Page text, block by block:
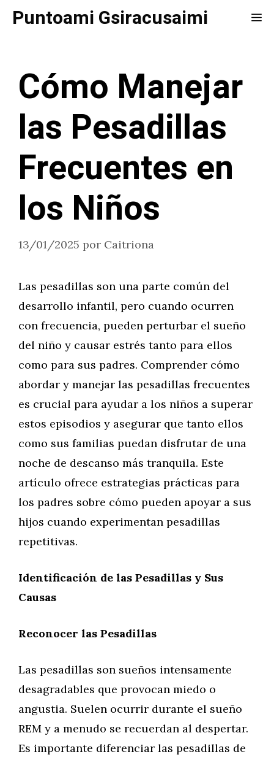
SaltarPuntoami Gsiracusaimi
Cómo Manejar
las Pesadillas
Frecuentes en
los Niños
13/01/2025 por Caitriona
Las pesadillas son una parte común del
desarrollo infantil, pero cuando ocurren
con frecuencia, pueden perturbar el sueño
del niño y causar estrés tanto para ellos
como para sus padres. Comprender cómo
abordar y manejar las pesadillas frecuentes
es crucial para ayudar a los niños a superar
estos episodios y asegurar que tanto ellos
como sus familias puedan disfrutar de una
noche de descanso más tranquila. Este
artículo ofrece estrategias prácticas para
los padres sobre cómo pueden apoyar a sus
hijos cuando experimentan pesadillas
repetitivas.
Identificación de las Pesadillas y Sus
Causas
Reconocer las Pesadillas
Las pesadillas son sueños intensamente
desagradables que provocan miedo o
angustia. Suelen ocurrir durante el sueño
REM y a menudo se recuerdan al despertar.
Es importante diferenciar las pesadillas de